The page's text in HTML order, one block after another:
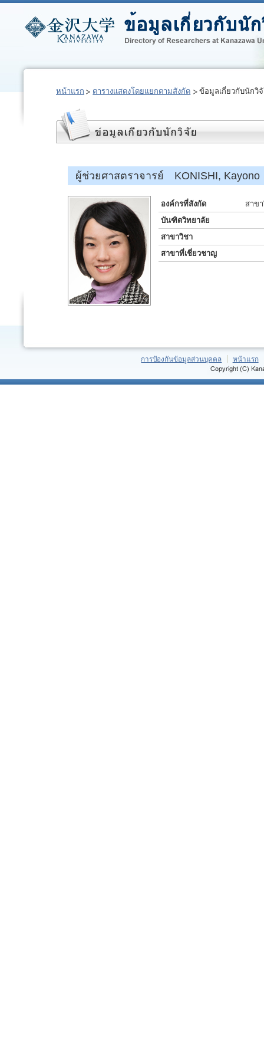
หน้าแรก ตารางแสดงโดยแยกตามสังกัด ข้อมูลเกี่ยวกับนักวิ
ผู้ช่วยศาสตราจารย์ KONISHI, Kayono
องค์กรที่สังกัด
สาข
บันฑิตวิทยาลัย
สาขาวิชา
สาขาที่เชี่ยวชาญ
การป้องกันข้อมูลส่วนบุคคล หน้าแรก